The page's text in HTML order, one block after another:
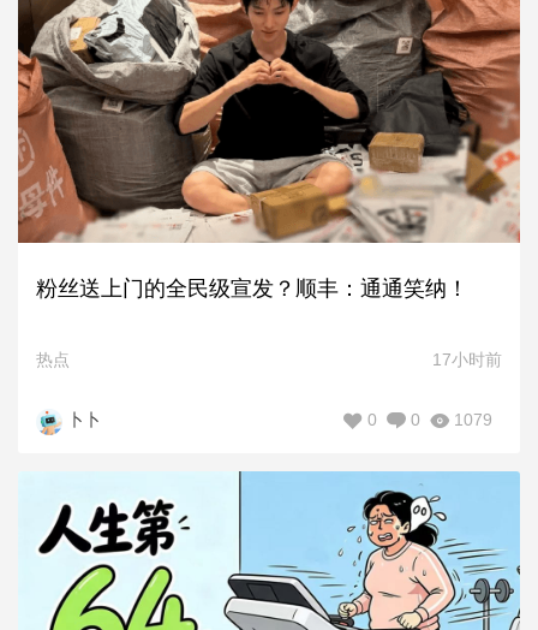
粉丝送上门的全民级宣发？顺丰：通通笑纳！
热点 17小时前
卜卜 1079
0
0